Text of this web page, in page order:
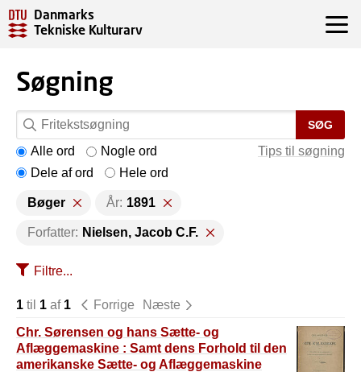
Danmarks
Tekniske Kulturarv
Søgning
SØG
Tips til søgning
Alle ord
Nogle ord
Dele af ord
Hele ord
Bøger År: 1891
Forfatter: Nielsen, Jacob C.F.
Filtre...
1 til 1 af 1 Forrige
Næste
Chr. Sørensen og hans Sætte- og
Aflæggemaskine : Samt dens Forhold til den
amerikanske Sætte- og Aflæggemaskine